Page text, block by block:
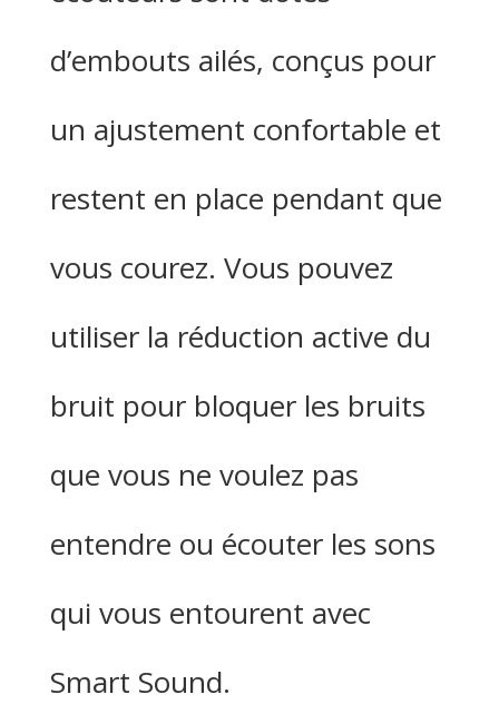
d’embouts ailés, conçus pour
un ajustement confortable et
restent en place pendant que
vous courez. Vous pouvez
utiliser la réduction active du
bruit pour bloquer les bruits
que vous ne voulez pas
entendre ou écouter les sons
qui vous entourent avec
Smart Sound.